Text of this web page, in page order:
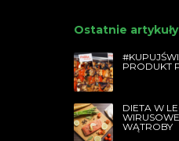
Ostatnie artykuły
PRODUKT
DIETA W
WĄTROBY